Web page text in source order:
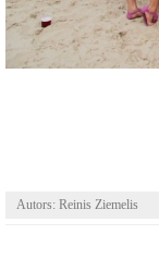
Autors: Reinis Ziemelis